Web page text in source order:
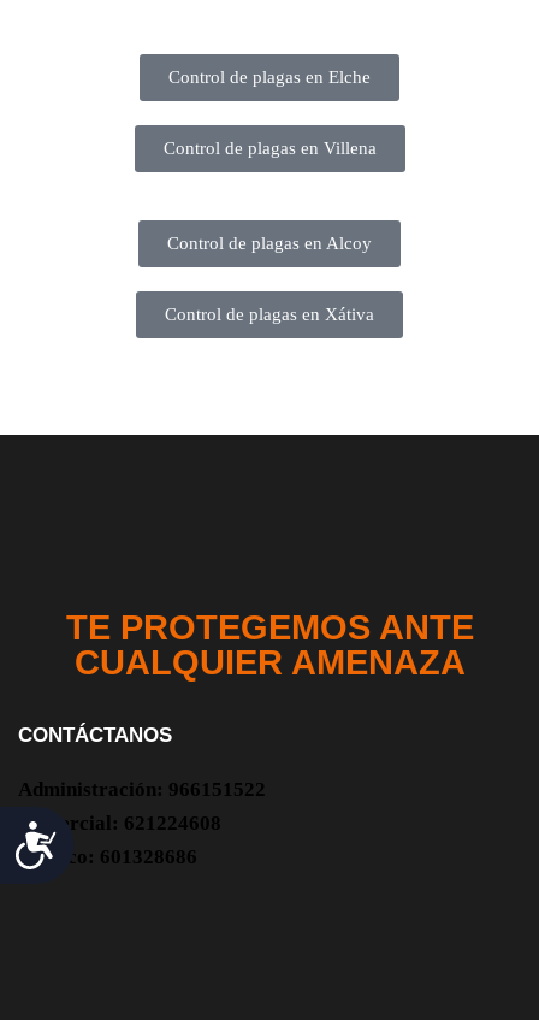
A
c
Control de plagas en Elche
Control de plagas en Villena
Control de plagas en Alcoy
Control de plagas en Xátiva
TE PROTEGEMOS ANTE
CUALQUIER AMENAZA
CONTÁCTANOS
Administración: 966151522
Comercial: 621224608
Técnico: 601328686